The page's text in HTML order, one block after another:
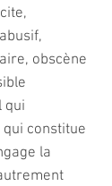
obscène
qui
constitue
la